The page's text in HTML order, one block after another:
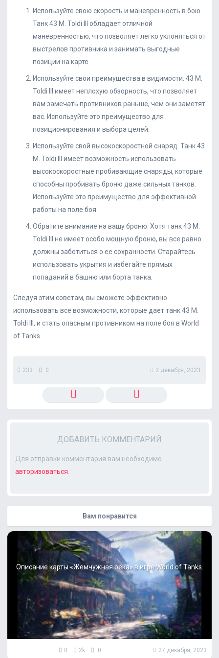
Используйте свою скорость и маневренность в бою.
Танк 43 M. Toldi III обладает отличной
маневренностью, что позволяет легко уклоняться от
выстрелов противника и занимать выгодные
позиции на карте.
Используйте свои преимущества в видимости. 43 M.
Toldi III имеет неплохую обзорность, что позволяет
вам замечать противников раньше, чем они заметят
вас. Используйте это преимущество для
позиционирования и выбора целей.
Используйте свой высокоскоростной снаряд. Танк 43
M. Toldi III имеет возможность использовать
высокоскоростные пробивающие снаряды, которые
способны пробивать броню даже сильных танков.
Используйте это преимущество для эффективной
работы на поле боя.
Обратите внимание на вашу броню. Хотя танк 43 M.
Toldi III не имеет особо мощную броню, вы все равно
должны заботиться о ее сохранности. Старайтесь
использовать укрытия и избегайте прямых
попаданий в башню или борта танка.
Следуя этим советам, вы сможете эффективно
использовать все возможности, которые дает танк 43 M.
Toldi III, и стать опасным противником на поле боя в World
of Tanks.
233 0 2 декабря, 2023
ДОБАВИТЬ КОММЕНТАРИЙ
Для отправки комментария вам необходимо
авторизоваться
Вам понравится
Описание карты «Жемчужная река» в игре World of Tanks.
0 2k 0 27 декабря, 2023